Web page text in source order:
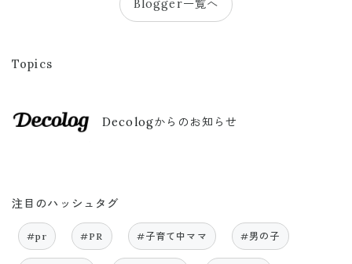
Blogger一覧へ
Topics
Decologからのお知らせ
注目のハッシュタグ
#pr #PR #子育て中ママ #男の子